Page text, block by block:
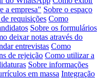
a empresa" Sobre o espaço
requisições Como
Sobre os formulários
deixar notas através do
entrevistas Como
de rejeição Como utilizar a
Sobre informações
em massa Integração